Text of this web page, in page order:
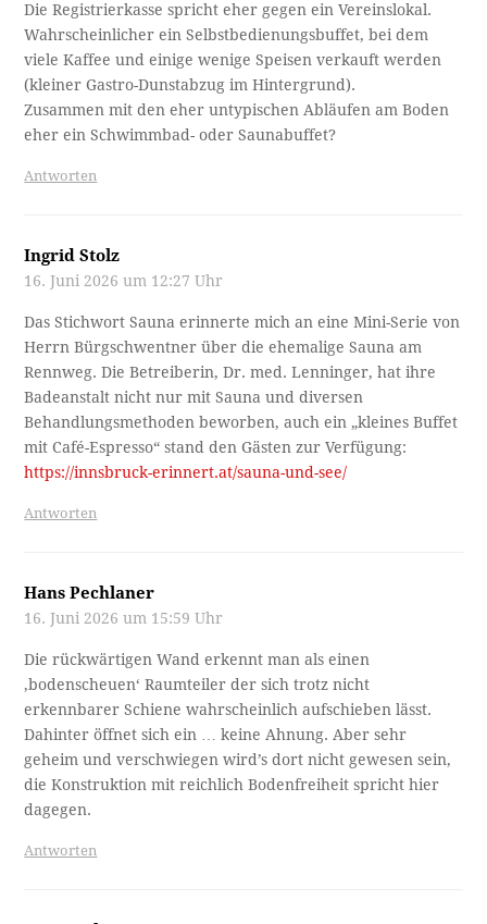
Die Registrierkasse spricht eher gegen ein Vereinslokal.
Wahrscheinlicher ein Selbstbedienungsbuffet, bei dem
viele Kaffee und einige wenige Speisen verkauft werden
(kleiner Gastro-Dunstabzug im Hintergrund).
Zusammen mit den eher untypischen Abläufen am Boden
eher ein Schwimmbad- oder Saunabuffet?
Antworten
Ingrid Stolz
16. Juni 2026 um 12:27 Uhr
Das Stichwort Sauna erinnerte mich an eine Mini-Serie von
Herrn Bürgschwentner über die ehemalige Sauna am
Rennweg. Die Betreiberin, Dr. med. Lenninger, hat ihre
Badeanstalt nicht nur mit Sauna und diversen
Behandlungsmethoden beworben, auch ein „kleines Buffet
mit Café-Espresso“ stand den Gästen zur Verfügung:
https://innsbruck-erinnert.at/sauna-und-see/
Antworten
Hans Pechlaner
16. Juni 2026 um 15:59 Uhr
Die rückwärtigen Wand erkennt man als einen
‚bodenscheuen‘ Raumteiler der sich trotz nicht
erkennbarer Schiene wahrscheinlich aufschieben lässt.
Dahinter öffnet sich ein … keine Ahnung. Aber sehr
geheim und verschwiegen wird’s dort nicht gewesen sein,
die Konstruktion mit reichlich Bodenfreiheit spricht hier
dagegen.
Antworten